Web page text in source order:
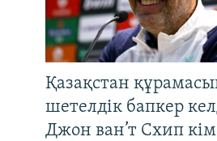
Қазақстан
шетелдік бапкер
Джон ван’т Схип